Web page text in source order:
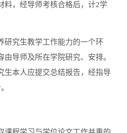
料，经导师考核合格后，计2学
研究生教学工作能力的一个环
导师及所在学院研究、安排。
生本人应提交总结报告，经指导